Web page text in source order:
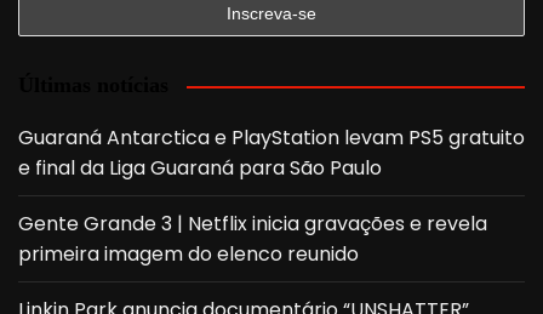
Guaraná Antarctica e PlayStation levam PS5 gratuito
e final da Liga Guaraná para São Paulo
Gente Grande 3 | Netflix inicia gravações e revela
primeira imagem do elenco reunido